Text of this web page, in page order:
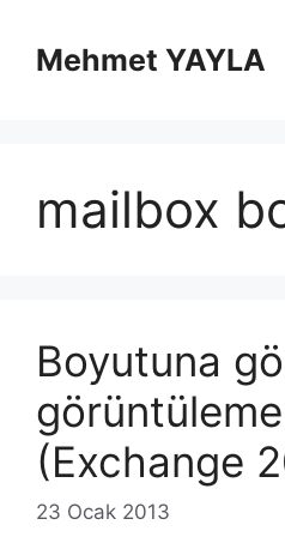
Mehmet YAYLA
mailbox
Boyutuna
görüntüleme
(Exchange
23 Ocak 2013